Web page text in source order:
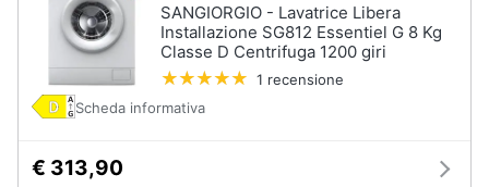
SANGIORGIO - Lavatrice Libera
Installazione SG812 Essentiel G 8 Kg
Classe D Centrifuga 1200 giri
1 recensione
Scheda informativa
€ 313,90